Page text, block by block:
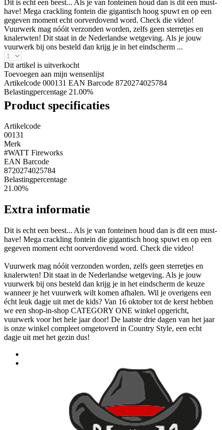
Dit is echt een beest... Als je van fonteinen houd dan is dit een must-
have! Mega crackling fontein die gigantisch hoog spuwt en op een
gegeven moment echt oorverdovend word. Check die video!
Vuurwerk mag nóóit verzonden worden, zelfs geen sterretjes en
knalerwten! Dit staat in de Nederlandse wetgeving. Als je jouw
vuurwerk bij ons besteld dan krijg je in het eindscherm ...
Dit artikel is uitverkocht
Toevoegen aan mijn wensenlijst
Artikelcode 000131 EAN Barcode 8720274025784
Belastingpercentage 21.00%
Product specificaties
Artikelcode
00131
Merk
#WATT Fireworks
EAN Barcode
8720274025784
Belastingpercentage
21.00%
Extra informatie
Dit is echt een beest... Als je van fonteinen houd dan is dit een must-
have! Mega crackling fontein die gigantisch hoog spuwt en op een
gegeven moment echt oorverdovend word. Check die video!
Vuurwerk mag nóóit verzonden worden, zelfs geen sterretjes en
knalerwten! Dit staat in de Nederlandse wetgeving. Als je jouw
vuurwerk bij ons besteld dan krijg je in het eindscherm de keuze
wanneer je het vuurwerk wilt komen afhalen. Wil je overigens een
écht leuk dagje uit met de kids? Van 16 oktober tot de kerst hebben
we een shop-in-shop CATEGORY ONE winkel opgericht,
vuurwerk voor het hele jaar door! De laatste drie dagen van het jaar
is onze winkel compleet omgetoverd in Country Style, een echt
dagje uit met het gezin dus!